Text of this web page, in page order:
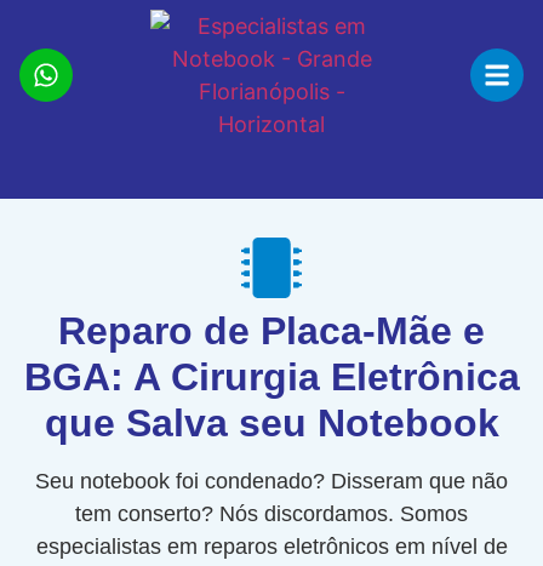
Reparo de Placa-Mãe e
BGA: A Cirurgia Eletrônica
que Salva seu Notebook
Seu notebook foi condenado? Disseram que não
tem conserto? Nós discordamos. Somos
especialistas em reparos eletrônicos em nível de